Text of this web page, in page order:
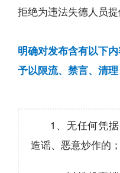
拒绝为违法失德人员
明确对发布含有以下
予以限流、禁言、清理
1、无任何凭
造谣、恶意炒作的；